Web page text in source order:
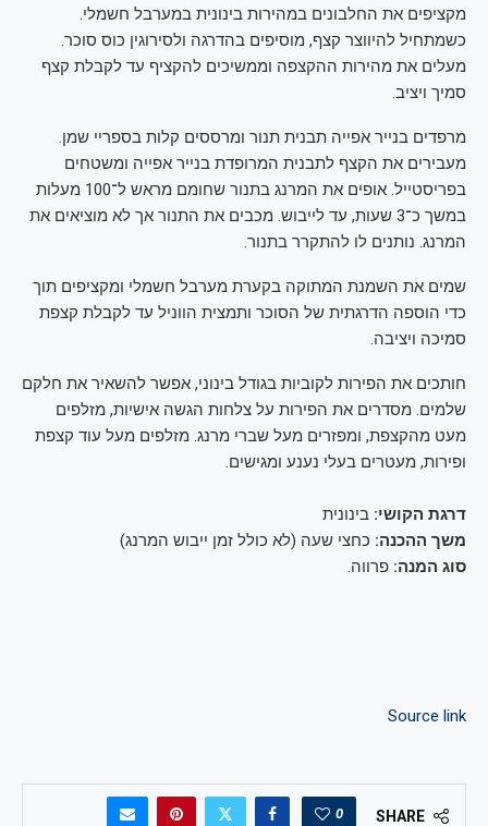
מקציפים את החלבונים במהירות בינונית במערבל חשמלי.
כשמתחיל להיווצר קצף, מוסיפים בהדרגה ולסירוגין כוס סוכר.
מעלים את מהירות ההקצפה וממשיכים להקציף עד לקבלת קצף
סמיך ויציב.
מרפדים בנייר אפייה תבנית תנור ומרססים קלות בספריי שמן.
מעבירים את הקצף לתבנית המרופדת בנייר אפייה ומשטחים
בפריסטייל. אופים את המרנג בתנור שחומם מראש ל־100 מעלות
במשך כ־3 שעות, עד לייבוש. מכבים את התנור אך לא מוציאים את
המרנג. נותנים לו להתקרר בתנור.
שמים את השמנת המתוקה בקערת מערבל חשמלי ומקציפים תוך
כדי הוספה הדרגתית של הסוכר ותמצית הווניל עד לקבלת קצפת
סמיכה ויציבה.
חותכים את הפירות לקוביות בגודל בינוני, אפשר להשאיר את חלקם
שלמים. מסדרים את הפירות על צלחות הגשה אישיות, מזלפים
מעט מהקצפת, ומפזרים מעל שברי מרנג. מזלפים מעל עוד קצפת
ופירות, מעטרים בעלי נענע ומגישים.
דרגת הקושי: בינונית
משך ההכנה: כחצי שעה (לא כולל זמן ייבוש המרנג)
סוג המנה: פרווה.
Source link
SHARE
0